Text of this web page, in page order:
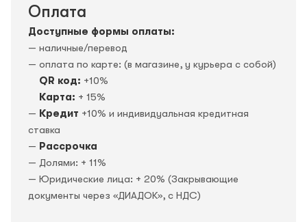
Оплата
Доступные формы оплаты:
— наличные/перевод
— оплата по карте: (в магазине, у курьера с собой)
QR код: +10%
Карта: + 15%
— Кредит +10% и индивидуальная кредитная
ставка
— Рассрочка
— Долями: + 11%
— Юридические лица: + 20% (Закрывающие
документы через «ДИАДОК», c НДС)